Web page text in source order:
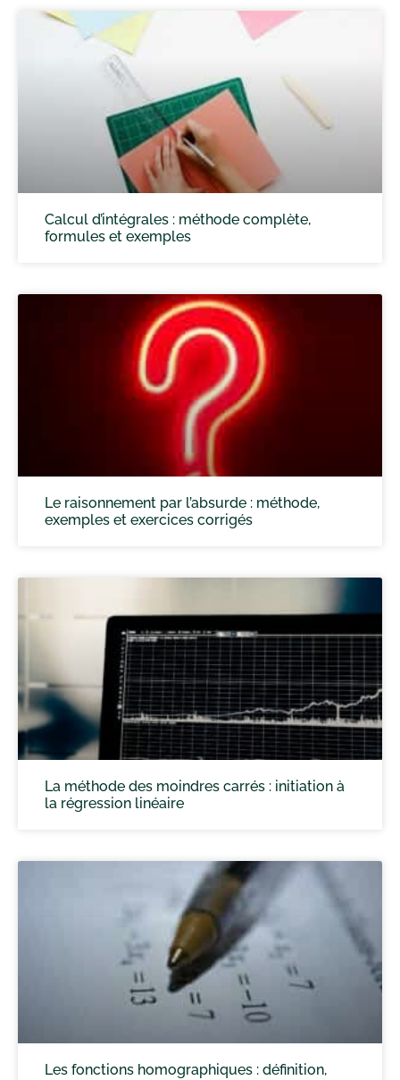
Calcul d’intégrales : méthode complète,
formules et exemples
Le raisonnement par l’absurde : méthode,
exemples et exercices corrigés
La méthode des moindres carrés : initiation à
la régression linéaire
Les fonctions homographiques : définition,